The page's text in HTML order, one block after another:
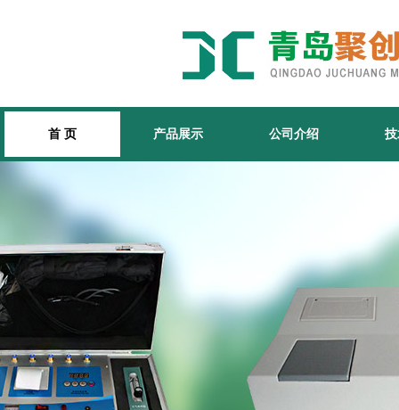
首 页 产品展示 公司介绍